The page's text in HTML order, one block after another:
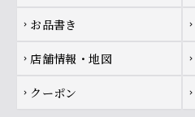
chevron_right お品書き chevron_right
chevron_right 店舗情報・地図 chevron_right
chevron_right クーポン chevron_right